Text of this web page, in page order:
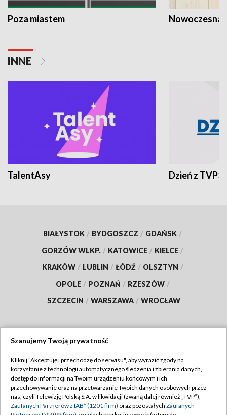
Poza miastem Nowoczesna
INNE
TalentAsy Dzień z TVP3
BIAŁYSTOK / BYDGOSZCZ / GDAŃSK /
GORZÓW WLKP. / KATOWICE / KIELCE /
KRAKÓW / LUBLIN / ŁÓDŹ / OLSZTYN /
OPOLE / POZNAŃ / RZESZÓW /
SZCZECIN / WARSZAWA / WROCŁAW
TVP
Abonament TVP
Emisja w TVP
Regulamin TVP
Polityka prywatności
Szanujemy Twoją prywatność
Kliknij "Akceptuję i przechodzę do serwisu", aby wyrazić zgody na
korzystanie z technologii automatycznego śledzenia i zbierania danych,
dostęp do informacji na Twoim urządzeniu końcowym i ich
przechowywanie oraz na przetwarzanie Twoich danych osobowych przez
nas, czyli Telewizję Polską S.A. w likwidacji (zwaną dalej również „TVP”),
Zaufanych Partnerów z IAB* (1201 firm) oraz pozostałych Zaufanych